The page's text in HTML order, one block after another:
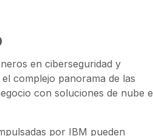
en ciberseguridad y
complejo panorama de las
con soluciones de nube e
por IBM pueden